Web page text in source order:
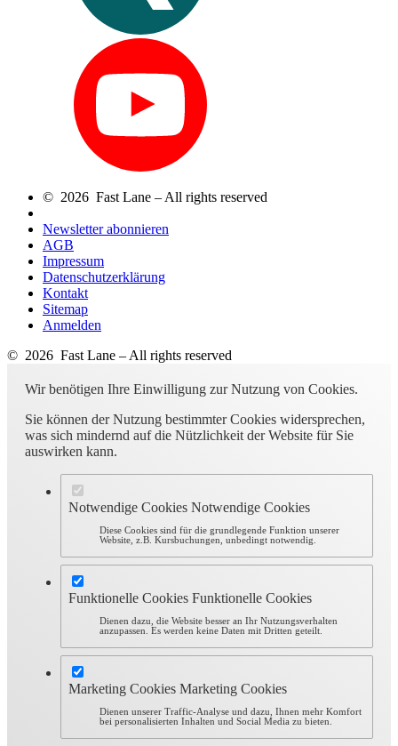
© 2026 Fast Lane – All rights reserved
Newsletter abonnieren
AGB
Impressum
Datenschutzerklärung
Kontakt
Sitemap
Anmelden
© 2026 Fast Lane – All rights reserved
Wir benötigen Ihre Einwilligung zur Nutzung von Cookies.
Sie können der Nutzung bestimmter Cookies widersprechen,
was sich mindernd auf die Nützlichkeit der Website für Sie
auswirken kann.
Notwendige Cookies Notwendige Cookies
Diese Cookies sind für die grundlegende Funktion unserer
Website, z.B. Kursbuchungen, unbedingt notwendig.
Funktionelle Cookies Funktionelle Cookies
Dienen dazu, die Website besser an Ihr Nutzungsverhalten
anzupassen. Es werden keine Daten mit Dritten geteilt.
Marketing Cookies Marketing Cookies
Dienen unserer Traffic-Analyse und dazu, Ihnen mehr Komfort
bei personalisierten Inhalten und Social Media zu bieten.